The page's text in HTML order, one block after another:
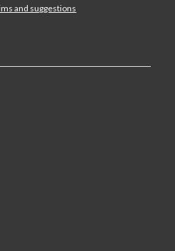
and suggestions